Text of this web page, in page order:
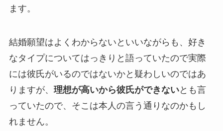
ます。
結婚願望はよくわからない といいながらも、好き
なタイプについてはっきりと語っていたので実際
には彼氏がいるのではないかと疑わしいのではあ
りますが、 理想が高いから彼氏ができないとも言
っていたので、そこは本人の言う通りなのかもし
れません。